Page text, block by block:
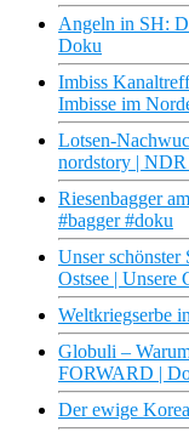
Angeln in SH:
Doku
Imbiss
Imbisse im
Lotsen-
nordstory |
Riesenbagger
#bagger #doku
Unser
Ostsee | Unsere
Weltkriegserbe
Globuli –
FORWARD |
Der ewige